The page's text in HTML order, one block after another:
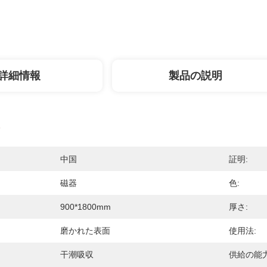
細情報 製品の説明
中国 証明:
磁器 色:
900*1800mm 厚さ:
磨かれた表面 使用法:
干潮吸収 供給の能